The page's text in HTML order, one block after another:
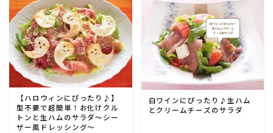
鶏肉料理
豚肉料理
牛肉料理
ひき肉料理
【ハロウィンにぴったり♪】
型不要で超簡単！お化けクル
トンと生ハムのサラダ〜シー
ザー風ドレッシング〜
白ワインにぴったり♪生ハム
とクリームチーズのサラダ